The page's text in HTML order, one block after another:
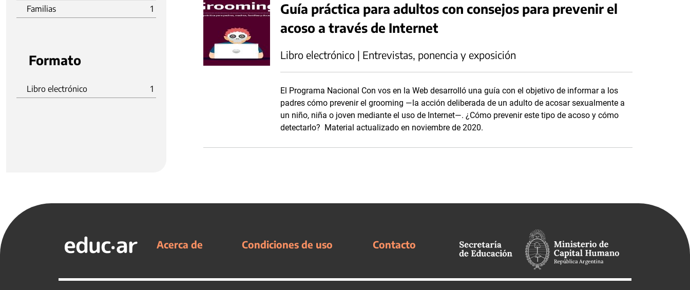
Familias
1
Formato
Libro electrónico 1
Guía práctica para adultos con consejos para prevenir el
acoso a través de Internet
Libro electrónico | Entrevistas, ponencia y exposición
El Programa Nacional Con vos en la Web desarrolló una guía con el objetivo de informar a los
padres cómo prevenir el grooming —la acción deliberada de un adulto de acosar sexualmente a
un niño, niña o joven mediante el uso de Internet—. ¿Cómo prevenir este tipo de acoso y cómo
detectarlo? Material actualizado en noviembre de 2020.
Acerca de Condiciones de uso Contacto